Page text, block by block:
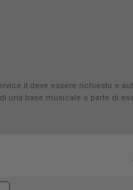
deve essere richiesto e
una base musicale o parte di